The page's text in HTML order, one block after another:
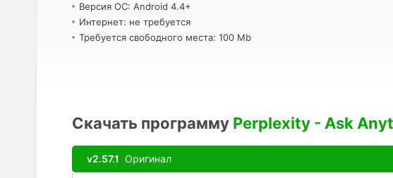
Версия ОС: Android 4.4+
Интернет: не требуется
Требуется свободного места: 100 Mb
Скачать программу Perplexity - Ask
v2.57.1 Оригинал